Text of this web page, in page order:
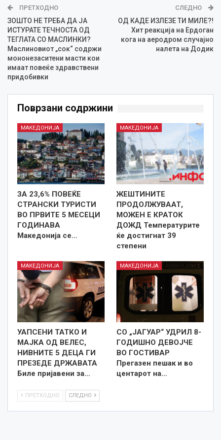
ПРЕТХОДНО
ЗОШТО НЕ ТРЕБА ДА ЈА
ИСТУРАТЕ ТЕЧНОСТА ОД
ТЕГЛАТА СО МАСЛИНКИ?
Маслиновиот „сок“ содржи
мононезаситени масти кои
имаат повеќе здравствени
придобивки
СЛЕДНО
ОД КАДЕ ИЗЛЕЗЕ ТИ МИЛЕ?!
Хит реакција на Ердоган
кога на аеродром случајно
налета на Додик
Поврзани содржини
МАКЕДОНИЈА
ЗА 23,6% ПОВЕЌЕ
СТРАНСКИ ТУРИСТИ
ВО ПРВИТЕ 5 МЕСЕЦИ
ГОДИНАВА
Македонија се…
МАКЕДОНИЈА
ЖЕШТИНИТЕ
ПРОДОЛЖУВААТ,
МОЖЕН Е КРАТОК
ДОЖД Температурите
ќе достигнат 39
степени
МАКЕДОНИЈА
УАПСЕНИ ТАТКО И
МАЈКА ОД ВЕЛЕС,
НИВНИТЕ 5 ДЕЦА ГИ
ПРЕЗЕДЕ ДРЖАВАТА
Биле пријавени за…
МАКЕДОНИЈА
СО „ЈАГУАР“ УДРИЛ 8-
ГОДИШНО ДЕВОЈЧЕ
ВО ГОСТИВАР
Прегазен пешак и во
центарот на…
ПРЕТХОДНО СЛЕДНО